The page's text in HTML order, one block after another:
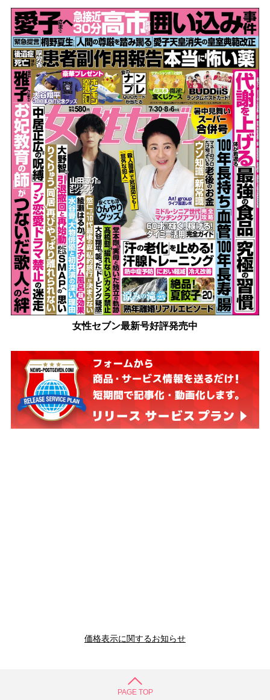
女性セブン最新号好評発売中
価格表示に関するお知らせ
PAGE TOP